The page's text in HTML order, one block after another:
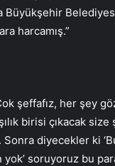
harcamış.”
şeffafız, her şey
birisi çıkacak size
Sonra diyecekler ki
soruyoruz bu